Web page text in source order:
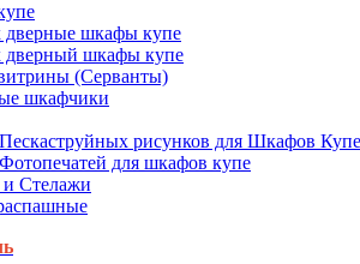
дверные шкафы купе
дверный шкафы купе
(Серванты)
шкафчики
рисунков для Шкафов Купе
для шкафов купе
Стелажи